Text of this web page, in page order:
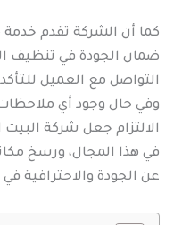
كما أن الشركة تقدم
ضمان الجودة في تنظيف
التواصل مع العميل
وفي حال وجود أي
الالتزام جعل شركة
في هذا المجال، ورسخ
عن الجودة والاحترافية